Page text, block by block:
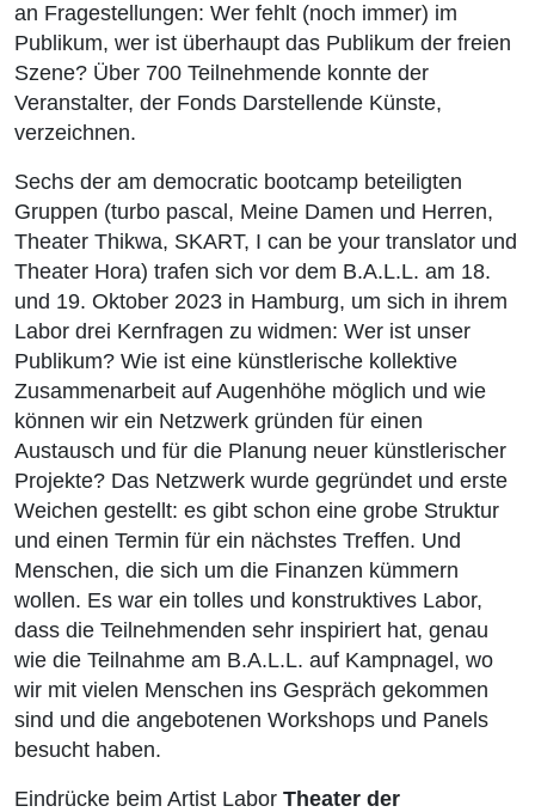
an Fragestellungen: Wer fehlt (noch immer) im
Publikum, wer ist überhaupt das Publikum der freien
Szene? Über 700 Teilnehmende konnte der
Veranstalter, der Fonds Darstellende Künste,
verzeichnen.
Sechs der am democratic bootcamp beteiligten
Gruppen (turbo pascal, Meine Damen und Herren,
Theater Thikwa, SKART, I can be your translator und
Theater Hora) trafen sich vor dem B.A.L.L. am 18.
und 19. Oktober 2023 in Hamburg, um sich in ihrem
Labor drei Kernfragen zu widmen: Wer ist unser
Publikum? Wie ist eine künstlerische kollektive
Zusammenarbeit auf Augenhöhe möglich und wie
können wir ein Netzwerk gründen für einen
Austausch und für die Planung neuer künstlerischer
Projekte? Das Netzwerk wurde gegründet und erste
Weichen gestellt: es gibt schon eine grobe Struktur
und einen Termin für ein nächstes Treffen. Und
Menschen, die sich um die Finanzen kümmern
wollen. Es war ein tolles und konstruktives Labor,
dass die Teilnehmenden sehr inspiriert hat, genau
wie die Teilnahme am B.A.L.L. auf Kampnagel, wo
wir mit vielen Menschen ins Gespräch gekommen
sind und die angebotenen Workshops und Panels
besucht haben.
Eindrücke beim Artist Labor Theater der